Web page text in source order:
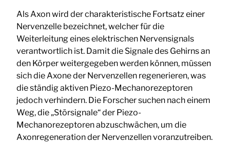
Als Axon wird der charakteristische Fortsatz einer
Nervenzelle bezeichnet, welcher für die
Weiterleitung eines elektrischen Nervensignals
verantwortlich ist. Damit die Signale des Gehirns an
den Körper weitergegeben werden können, müssen
sich die Axone der Nervenzellen regenerieren, was
die ständig aktiven Piezo-Mechanorezeptoren
jedoch verhindern. Die Forscher suchen nach einem
Weg, die „Störsignale“ der Piezo-
Mechanorezeptoren abzuschwächen, um die
Axonregeneration der Nervenzellen voranzutreiben.